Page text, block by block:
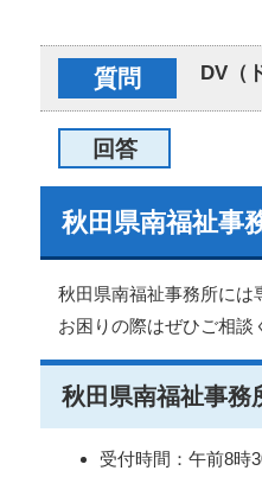
質問 DV（
回答
秋田県南福祉事
秋田県南福祉事務所には
お困りの際はぜひご相談
秋田県南福祉事務
受付時間：午前8時